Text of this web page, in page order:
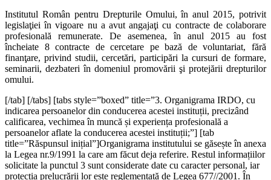
Institutul Român pentru Drepturile Omului, în anul 2015, potrivit
legislaţiei în vigoare nu a avut angajaţi cu contracte de colaborare
profesională remunerate. De asemenea, în anul 2015 au fost
încheiate 8 contracte de cercetare pe bază de voluntariat, fără
finanţare, privind studii, cercetări, participări la cursuri de formare,
seminarii, dezbateri în domeniul promovării şi protejării drepturilor
omului.
[/tab] [/tabs] [tabs style=”boxed” title=”3. Organigrama IRDO, cu
indicarea persoanelor din conducerea acestei instituții, precizând
calificarea, vechimea în muncă și experiența profesională a
persoanelor aflate la conducerea acestei instituții;”] [tab
title=”Răspunsul inițial”]Organigrama institutului se găsește în anexa
la Legea nr.9/1991 la care am făcut deja referire. Restul informațiilor
solicitate la punctul 3 sunt considerate date cu caracter personal, iar
protecția prelucrării lor este reglementată de Legea 677//2001. În